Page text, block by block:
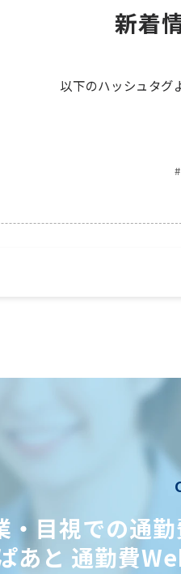
新着
以下のハッシュタグ
・目視での通
あと 通勤費